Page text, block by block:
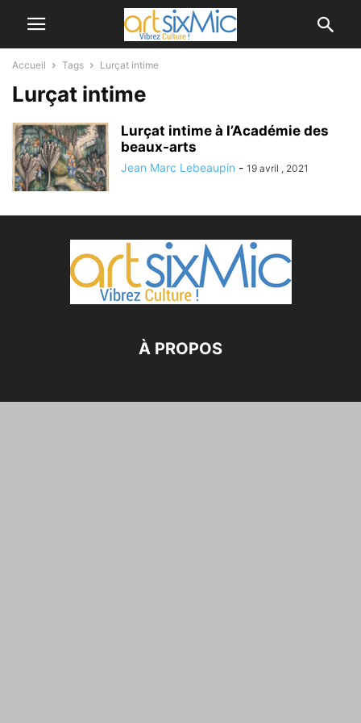
Accueil Tags Lurçat intime
Lurçat intime
Lurçat intime à l’Académie des
beaux-arts
Jean Marc Lebeaupin - 19 avril , 2021
À PROPOS